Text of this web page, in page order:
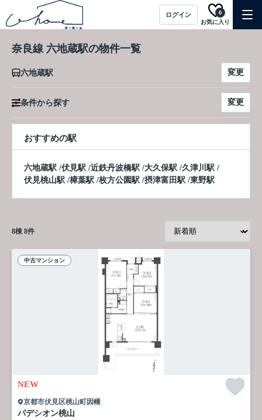
ログイン
お気に入り
0
奈良線 六地蔵駅の物件一覧
六地蔵駅 変更
条件から探す 変更
おすすめの駅
六地蔵駅 /伏見駅 /近鉄丹波橋駅 /大久保駅 /久津川駅 /
伏見桃山駅 /樟葉駅 /枚方公園駅 /摂津富田駅 /東野駅
8棟 8件
中古マンション
NEW
京都市伏見区桃山町因幡
パデシオン桃山